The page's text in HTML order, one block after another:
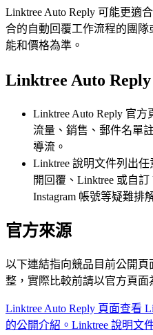
Linktree Auto Reply 可能更適
合的自動回覆工作流程的團
能和價格為準。
Linktree Auto
Linktree Auto Reply 官方
流量、銷售、郵件名單
導流。
Linktree 說明文件列出
開回覆、Linktree 或自
Instagram 帳號等疑難排
官方來源
以下連結指向競品目前公開
整，實際比較前請以官方頁面
Linktree Auto Reply 頁面查看
的公開介紹。 Linktree 說明文